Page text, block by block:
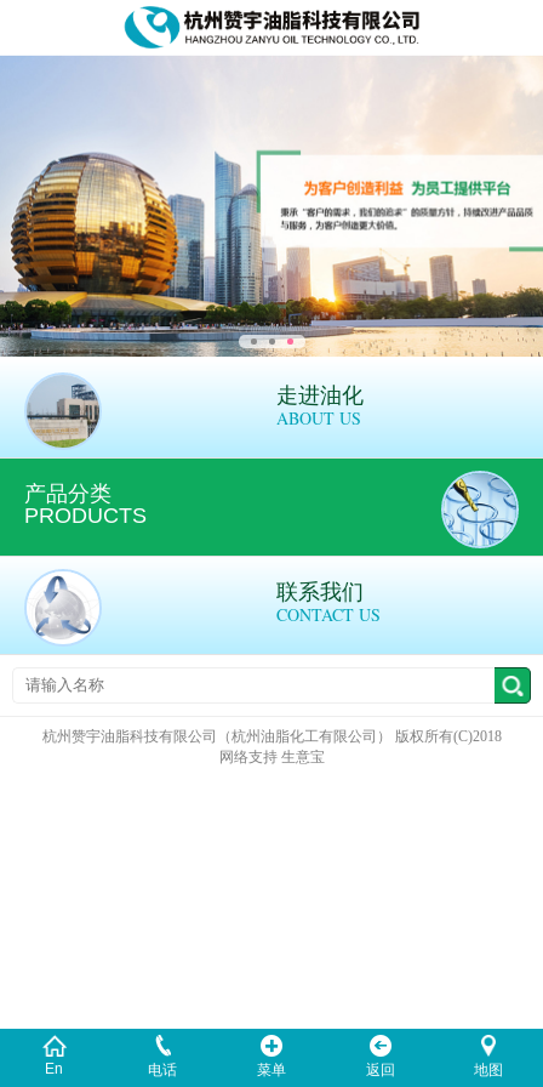
走进油化
ABOUT US
产品分类
PRODUCTS
联系我们
CONTACT US
杭州赞宇油脂科技有限公司（杭州油脂化工有限公司）
版权所有(C)2018
网络支持生意宝
En 电话 菜单 返回 地图